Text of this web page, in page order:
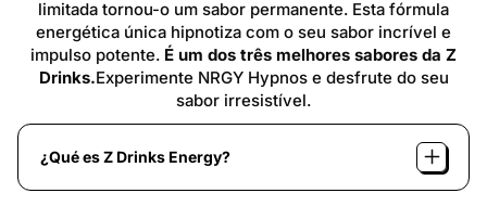
limitada tornou-o um sabor permanente. Esta fórmula
energética única hipnotiza com o seu sabor incrível e
impulso potente. É um dos três melhores sabores da Z
Drinks.Experimente NRGY Hypnos e desfrute do seu
sabor irresistível.
¿Qué es Z Drinks Energy?